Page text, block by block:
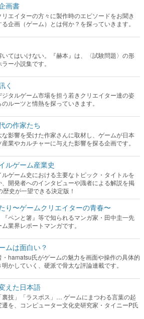
画書
エイターの方々に製作時のエピソードをお聞き
企画（ゲーム）とは何か？を探っていきます。
いてはいけない。『赫本』は、〈試験問題〉の形
ー小説集です。
く
ジタルゲーム市場を担う若きクリエイター達の姿
ルーツと情熱を探っていきます。
の作家たち
影響を受けた作家さんに取材し、ゲームが日本
業やカルチャーに与えた影響を探る企画です。
ルゲーム産業史
ルゲーム史における主要なトピック・タイトルを
開発者へのインタビューや識者による解説を掲
史が一望できる決定版！
り〜ゲームクリエイターの青春〜
『ペンと箸』等で知られるマンガ家・田中圭一先
業界レポートマンガです。
ムは面白い？
hamatsu氏がゲームの魅力を画面や操作の具体的
かしていく、硬派で骨太な評論連載です。
えた日本語
裏技」「ラスボス」… ゲームにまつわる言葉の起
を、コンピューター文化史研究家・タイニーP氏